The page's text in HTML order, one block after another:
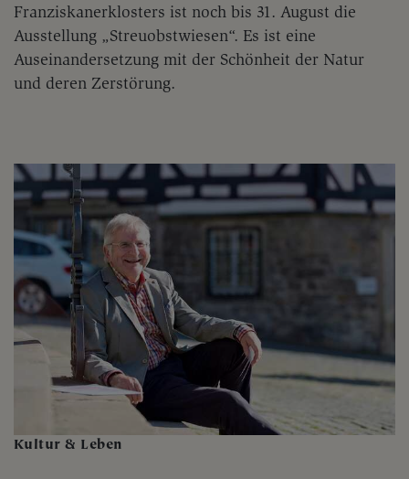
Franziskanerklosters ist noch bis 31. August die
Ausstellung „Streuobstwiesen“. Es ist eine
Auseinandersetzung mit der Schönheit der Natur
und deren Zerstörung.
Kultur & Leben